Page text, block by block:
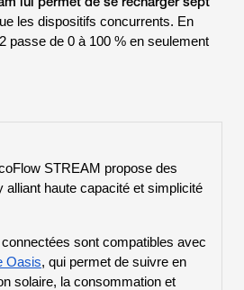
les dispositifs concurrents. En
passe de 0 à 100 % en seulement
STREAM propose des
alliant haute capacité et simplicité
sont compatibles avec
Oasis, qui permet de suivre en
solaire, la consommation et